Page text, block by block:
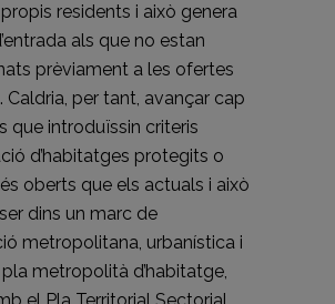
residents i això genera
als que no estan
prèviament a les ofertes
Caldria, per tant, avançar cap
que introduïssin criteris
d’habitatges protegits o
oberts que els actuals i això
dins un marc de
metropolitana, urbanística i
metropolità d’habitatge,